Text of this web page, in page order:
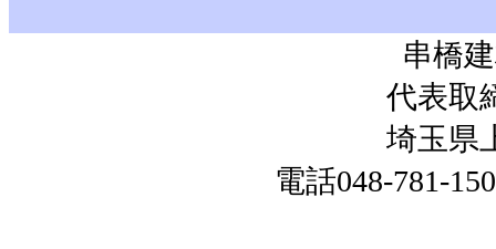
串橋
代表
埼玉県
電話048-781-